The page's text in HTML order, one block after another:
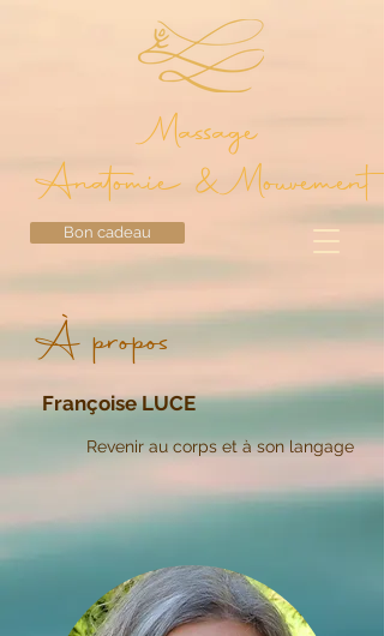
Massage
Anatomie & Mouvement
Bon cadeau
Revenir au corps et à son langage
Françoise LUCE
À propos